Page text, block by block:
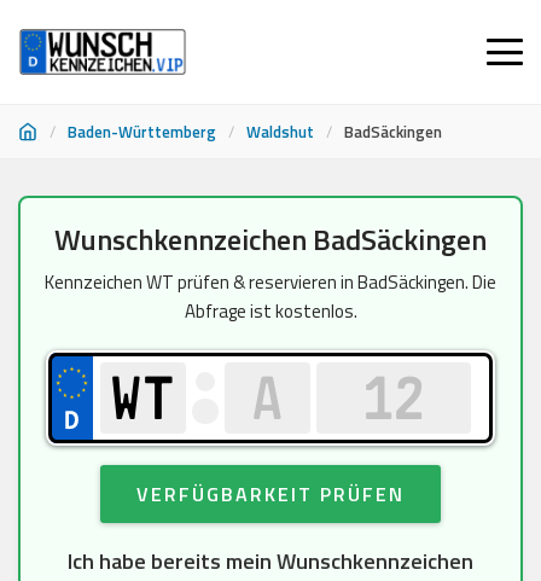
/ Baden-Württemberg / Waldshut / BadSäckingen
Inhalt
springen
Wunschkennzeichen BadSäckingen
Kennzeichen WT prüfen & reservieren in BadSäckingen. Die
Abfrage ist kostenlos.
VERFÜGBARKEIT PRÜFEN
Ich habe bereits mein Wunschkennzeichen